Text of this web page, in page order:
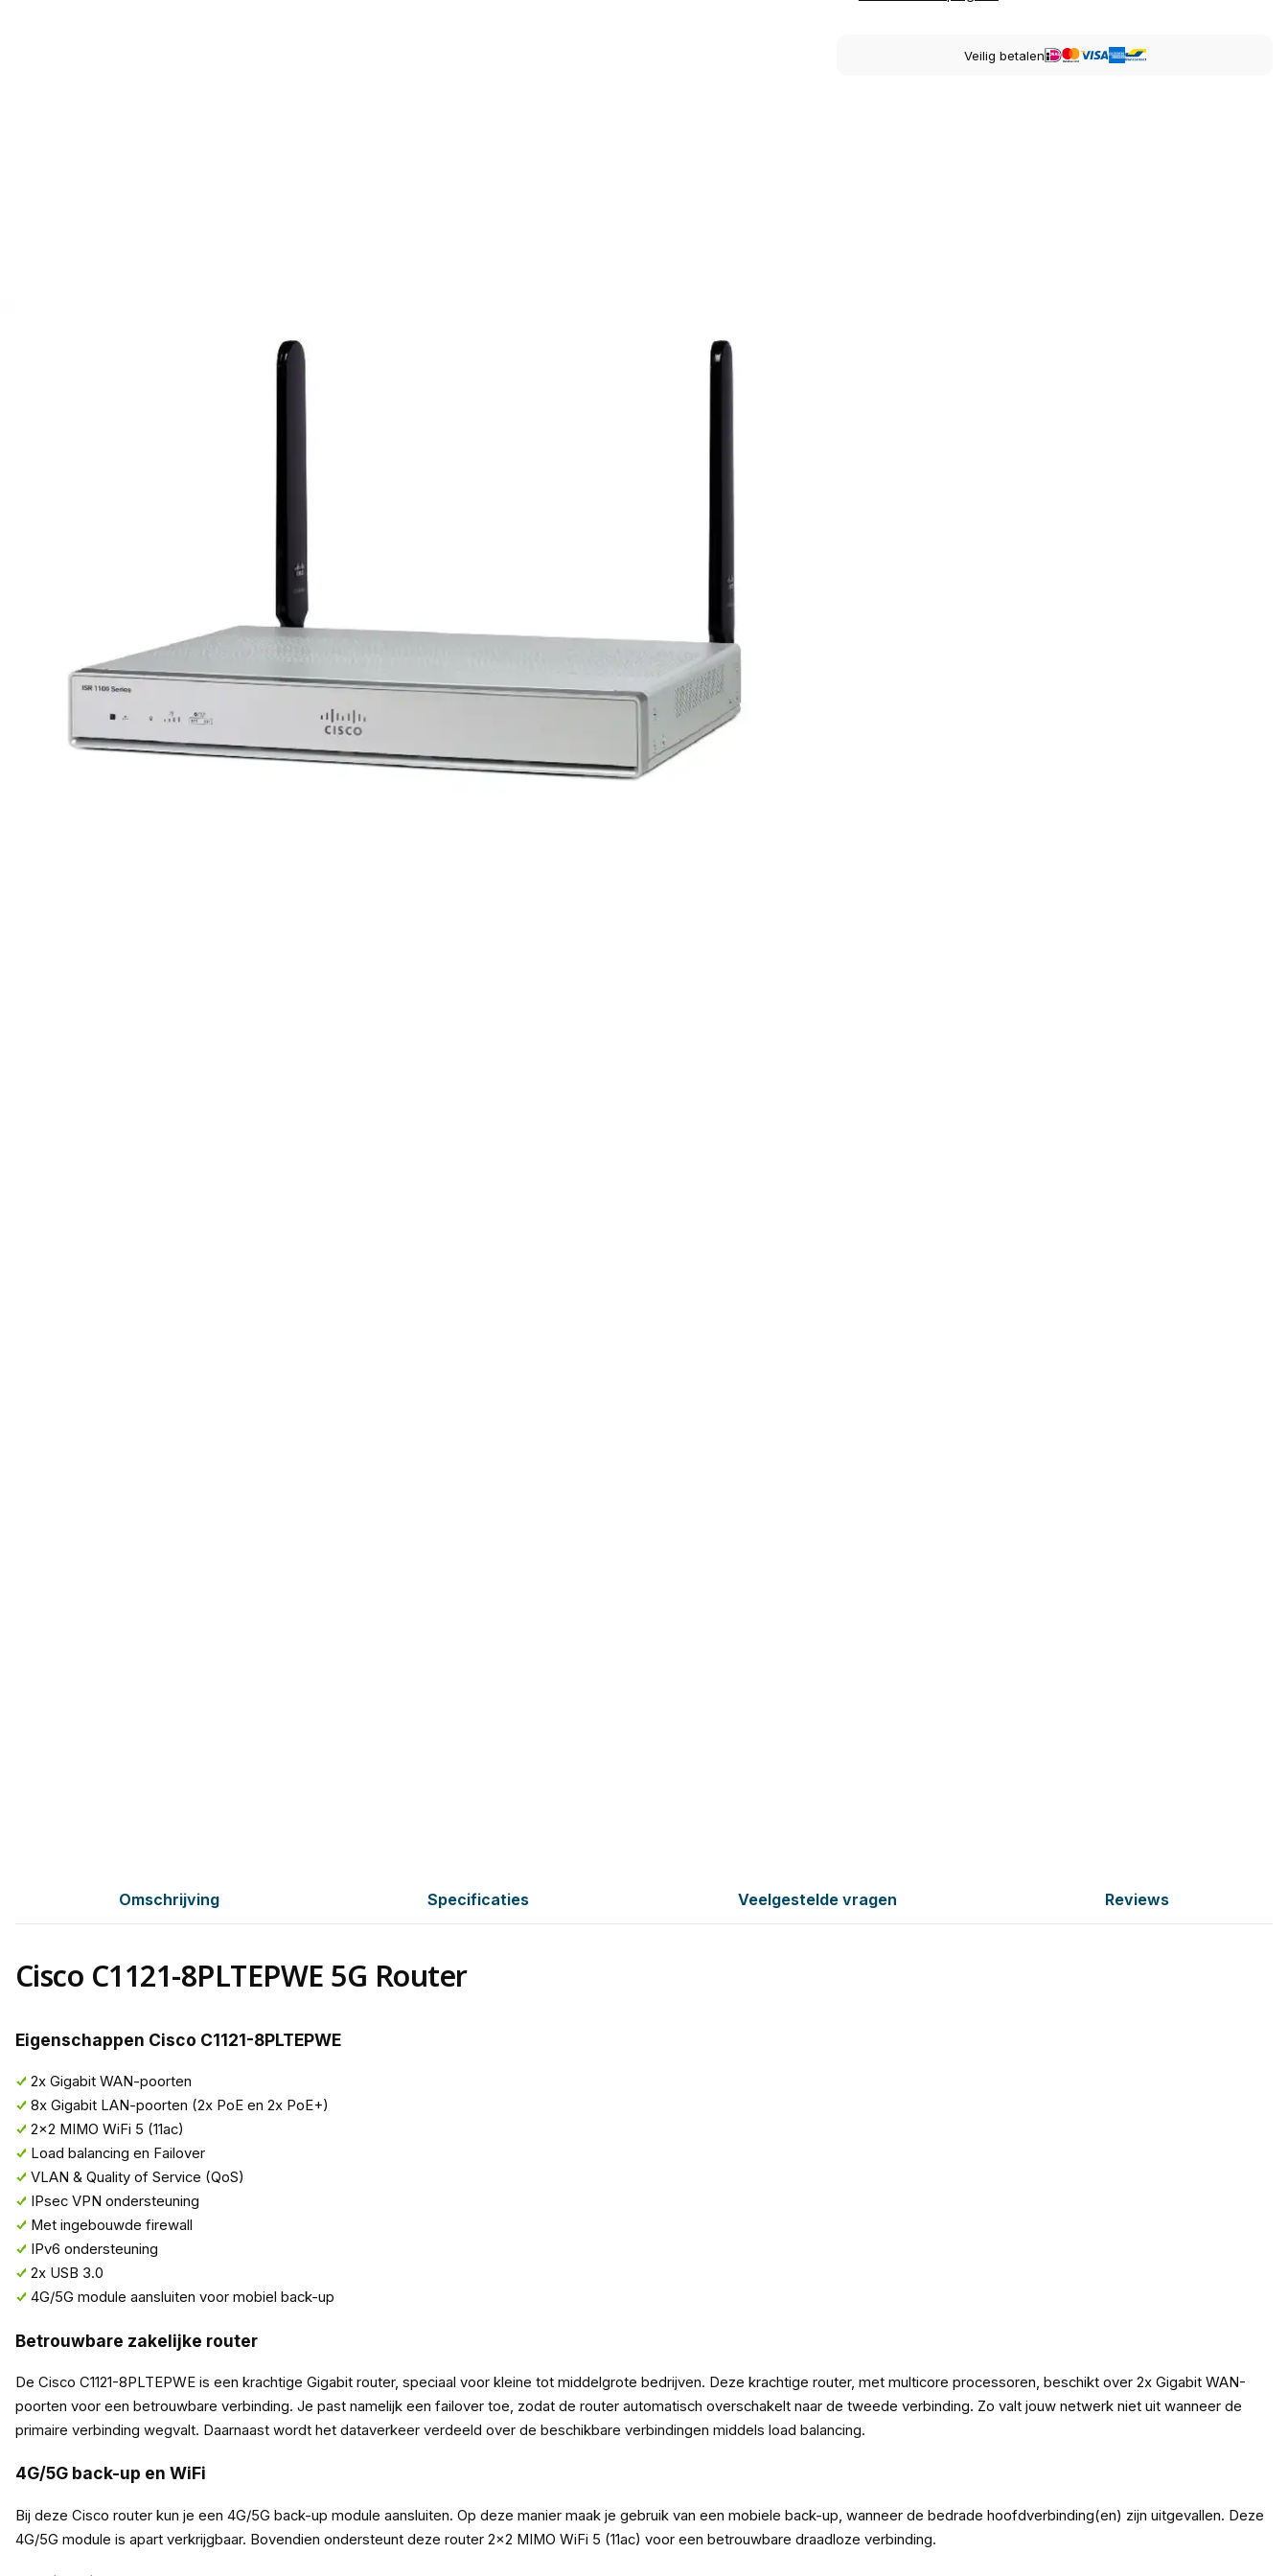
Veilig betalen
Omschrijving Specificaties Veelgestelde vragen Reviews
Cisco C1121-8PLTEPWE 5G Router
Eigenschappen Cisco C1121-8PLTEPWE
2x Gigabit WAN-poorten
8x Gigabit LAN-poorten (2x PoE en 2x PoE+)
2x2 MIMO WiFi 5 (11ac)
Load balancing en Failover
VLAN & Quality of Service (QoS)
IPsec VPN ondersteuning
Met ingebouwde firewall
IPv6 ondersteuning
2x USB 3.0
4G/5G module aansluiten voor mobiel back-up
Betrouwbare zakelijke router
De Cisco C1121-8PLTEPWE is een krachtige Gigabit router, speciaal voor kleine tot middelgrote bedrijven. Deze krachtige router, met multicore processoren, beschikt over 2x Gigabit WAN-
poorten voor een betrouwbare verbinding. Je past namelijk een failover toe, zodat de router automatisch overschakelt naar de tweede verbinding. Zo valt jouw netwerk niet uit wanneer de
primaire verbinding wegvalt. Daarnaast wordt het dataverkeer verdeeld over de beschikbare verbindingen middels load balancing.
4G/5G back-up en WiFi
Bij deze Cisco router kun je een 4G/5G back-up module aansluiten. Op deze manier maak je gebruik van een mobiele back-up, wanneer de bedrade hoofdverbinding(en) zijn uitgevallen. Deze
4G/5G module is apart verkrijgbaar. Bovendien ondersteunt deze router 2x2 MIMO WiFi 5 (11ac) voor een betrouwbare draadloze verbinding.